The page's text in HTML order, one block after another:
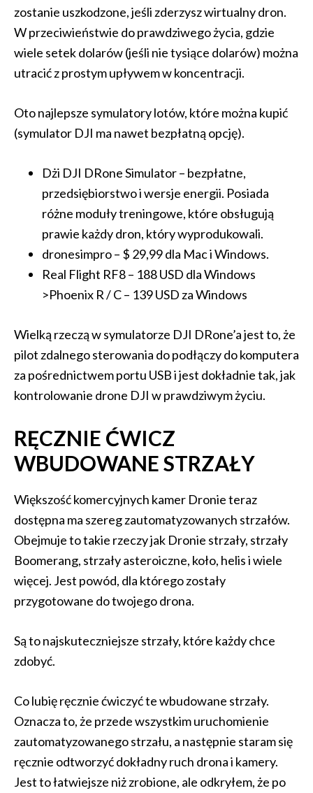
zostanie uszkodzone, jeśli zderzysz wirtualny dron.
W przeciwieństwie do prawdziwego życia, gdzie
wiele setek dolarów (jeśli nie tysiące dolarów) można
utracić z prostym upływem w koncentracji.
Oto najlepsze symulatory lotów, które można kupić
(symulator DJI ma nawet bezpłatną opcję).
Dżi DJI DRone Simulator – bezpłatne,
przedsiębiorstwo i wersje energii. Posiada
różne moduły treningowe, które obsługują
prawie każdy dron, który wyprodukowali.
dronesimpro – $ 29,99 dla Mac i Windows.
Real Flight RF8 – 188 USD dla Windows
>Phoenix R / C – 139 USD za Windows
Wielką rzeczą w symulatorze DJI DRone’a jest to, że
pilot zdalnego sterowania do podłączy do komputera
za pośrednictwem portu USB i jest dokładnie tak, jak
kontrolowanie drone DJI w prawdziwym życiu.
RĘCZNIE ĆWICZ
WBUDOWANE STRZAŁY
Większość komercyjnych kamer Dronie teraz
dostępna ma szereg zautomatyzowanych strzałów.
Obejmuje to takie rzeczy jak Dronie strzały, strzały
Boomerang, strzały asteroiczne, koło, helis i wiele
więcej. Jest powód, dla którego zostały
przygotowane do twojego drona.
Są to najskuteczniejsze strzały, które każdy chce
zdobyć.
Co lubię ręcznie ćwiczyć te wbudowane strzały.
Oznacza to, że przede wszystkim uruchomienie
zautomatyzowanego strzału, a następnie staram się
ręcznie odtworzyć dokładny ruch drona i kamery.
Jest to łatwiejsze niż zrobione, ale odkryłem, że po